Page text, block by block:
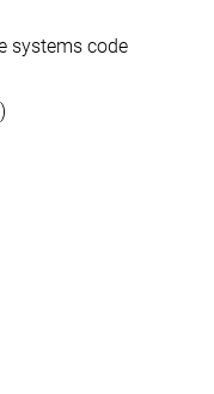
systems code